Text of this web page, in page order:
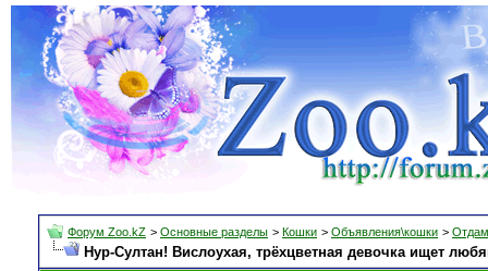
Форум Zoo.kZ > Основные разделы > Кошки > Объявления\кошки > Отдам
Нур-Султан! Вислоухая, трёхцветная девочка ищет